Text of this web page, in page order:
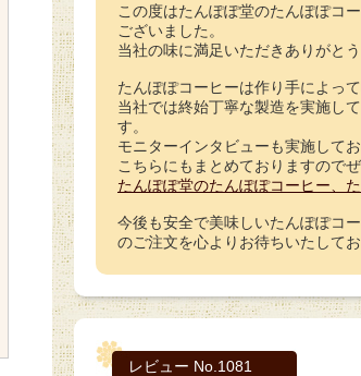
この度はたんぽぽ堂のたんぽぽコ
ございました。
当社の味に満足いただきありがとう
たんぽぽコーヒーは作り手によって
当社では終始丁寧な製造を実施し
す。
モニターインタビューも実施してお
こちらにもまとめておりますので
たんぽぽ堂のたんぽぽコーヒー、
今後も安全で美味しいたんぽぽコ
のご注文を心よりお待ちいたしてお
レビュー No.1081